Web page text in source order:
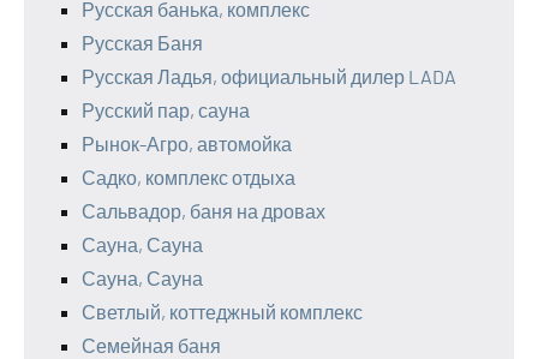
Русская банька, комплекс
Русская Баня
Русская Ладья, официальный дилер LADA
Русский пар, сауна
Рынок-Агро, автомойка
Садко, комплекс отдыха
Сальвадор, баня на дровах
Сауна, Сауна
Сауна, Сауна
Светлый, коттеджный комплекс
Семейная баня